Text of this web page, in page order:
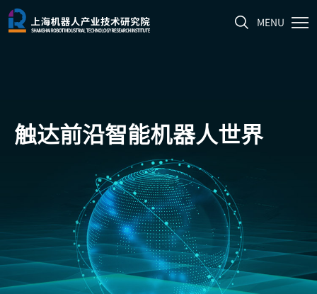
MENU
触达前沿智能机器人世界